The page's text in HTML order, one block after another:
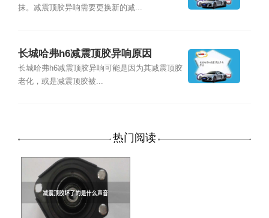
抹。减震顶胶异响需要更换新的减...
长城哈弗h6减震顶胶异响原因
长城哈弗h6减震顶胶异响可能是因为其减震顶胶
老化，或是减震顶胶被...
热门阅读